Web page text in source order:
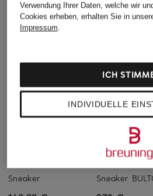
Sneaker
BOSS
Sneaker
Verwendung Ihrer Daten, welche wir
Cookies erheben, erhalten Sie in
Impressum.
INDIVIDUELLE
ICH